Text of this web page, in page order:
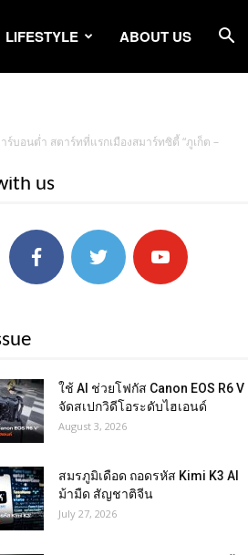
LIFESTYLE ABOUT US
บอนต่ำ สตาร์ทที่แรกเมืองสมาร์ทซิตี้ “ภูเก็ต –
us
ใช้ AI ช่วยโฟกัส Canon EOS R6 V
จัดสเปกวิดีโอระดับไฮเอนด์
August 3, 2026
สมรภูมิเดือด ถอดรหัส Kimi K3 AI
ม้ามืด สัญชาติจีน
July 27, 2026